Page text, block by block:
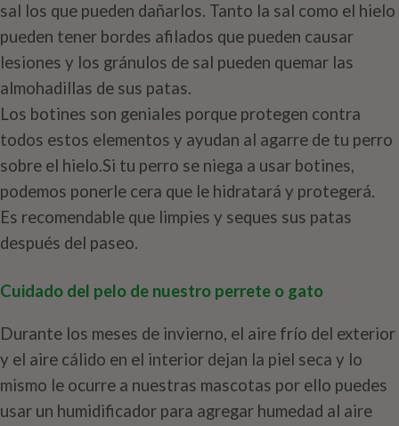
sal los que pueden dañarlos. Tanto la sal como el hielo
pueden tener bordes afilados que pueden causar
lesiones y los gránulos de sal pueden quemar las
almohadillas de sus patas.
Los botines son geniales porque protegen contra
todos estos elementos y ayudan al agarre de tu perro
sobre el hielo.Si tu perro se niega a usar botines,
podemos ponerle cera que le hidratará y protegerá.
Es recomendable que limpies y seques sus patas
después del paseo.
Cuidado del pelo de nuestro perrete o gato
Durante los meses de invierno, el aire frío del exterior
y el aire cálido en el interior dejan la piel seca y lo
mismo le ocurre a nuestras mascotas por ello puedes
usar un humidificador para agregar humedad al aire